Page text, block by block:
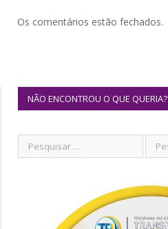
Os comentários estão fechados.
NÃO ENCONTROU O QUE QUERIA?